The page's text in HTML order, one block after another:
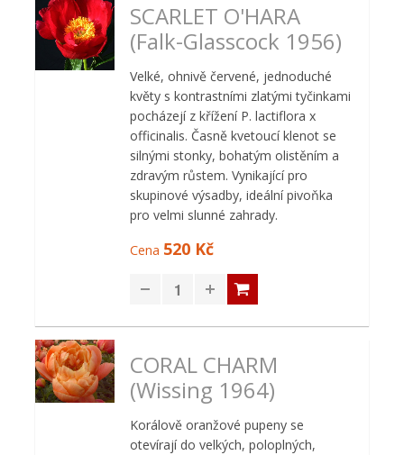
SCARLET O'HARA
(Falk-Glasscock 1956)
Velké, ohnivě červené, jednoduché
květy s kontrastními zlatými tyčinkami
pocházejí z křížení P. lactiflora x
officinalis. Časně kvetoucí klenot se
silnými stonky, bohatým olistěním a
zdravým růstem. Vynikající pro
skupinové výsadby, ideální pivoňka
pro velmi slunné zahrady.
Cena 520 Kč
CORAL CHARM
(Wissing 1964)
Korálově oranžové pupeny se
otevírají do velkých, poloplných,